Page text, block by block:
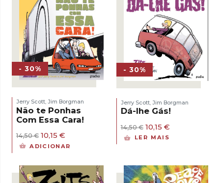
- 30%
Jerry Scott Jim Borgman
Não te Ponhas
Com Essa Cara!
14,50€ O
preço
14,50 €.
10,15 €
preço
10,15 €.
ADICIONAR
- 30%
Jerry Scott, Jim Borgman
Dá-lhe Gás!
14,50€ O
preço
10,15 €O
LER MAIS